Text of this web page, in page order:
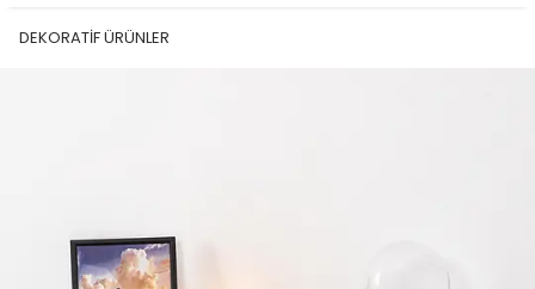
DEKORATİF ÜRÜNLER